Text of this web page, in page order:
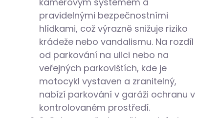
pravidelnými bezpečnostními
hlídkami, což výrazně snižuje riziko
krádeže nebo vandalismu. Na rozdíl
od parkování na ulici nebo na
veřejných parkovištích, kde je
motocykl vystaven a zranitelný,
nabízí parkování v garáži ochranu v
kontrolovaném prostředí.